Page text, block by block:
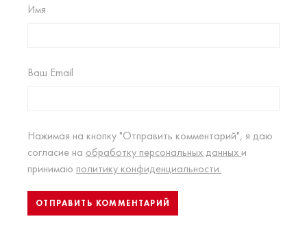
Имя
Ваш Email
Нажимая на кнопку "Отправить комментарий", я даю
согласие на обработку персональных данных и
принимаю политику конфиденциальности.